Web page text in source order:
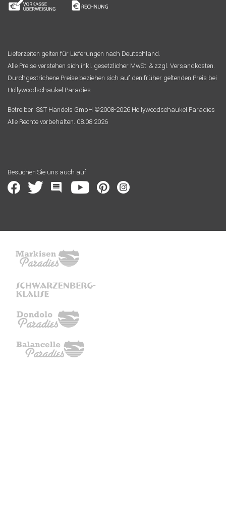
Lieferzeiten gelten für Lieferungen nach Deutschland.
Alle Preise verstehen sich inkl. gesetzlicher MwSt. & zzgl. Versandkosten.
Durchgestrichene Preise beziehen sich auf den früher geltenden Preis bei
Hollywoodschaukel Paradies
Betreiber: S&T Handels GmbH ©2008-2026 Hollywoodschaukel Paradies
Alle Rechte vorbehalten. 08.08.2026
Besuchen Sie uns auch auf